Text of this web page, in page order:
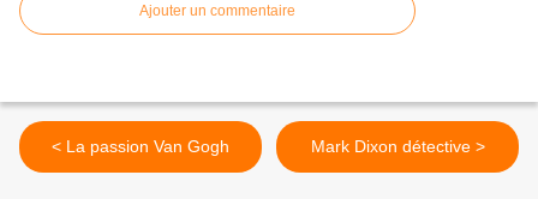
Ajouter un commentaire
< La passion Van Gogh Mark Dixon détective >